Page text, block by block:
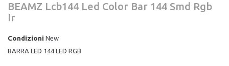
BEAMZ Lcb144 Led Color Bar 144 Smd Rgb
Ir
Condizioni New
BARRA LED 144 LED RGB